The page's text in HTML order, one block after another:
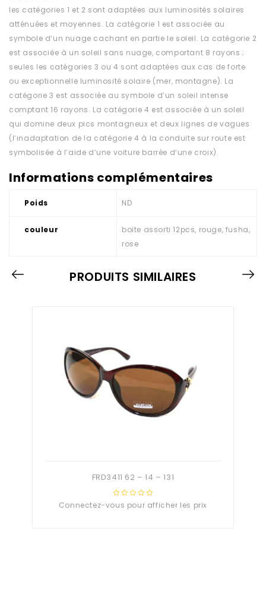
les catégories 1 et 2 sont adaptées aux luminosités solaires
atténuées et moyennes. La catégorie 1 est associée au
symbole d’un nuage cachant en partie le soleil. La catégorie 2
est associée à un soleil sans nuage, comportant 8 rayons ;
seules les catégories 3 ou 4 sont adaptées aux cas de forte
ou exceptionnelle luminosité solaire (mer, montagne). La
catégorie 3 est associée au symbole d’un soleil intense
comptant 16 rayons. La catégorie 4 est associée à un soleil
qui domine deux pics montagneux et deux lignes de vagues
(l’inadaptation de la catégorie 4 à la conduite sur route est
symbolisée à l’aide d’une voiture barrée d’une croix).
Informations complémentaires
Poids ND
couleur
boite assorti 12pcs, rouge, fusha,
rose
PRODUITS SIMILAIRES
FRD3411 62 – 14 – 131
0
Connectez-vous pour afficher les prix